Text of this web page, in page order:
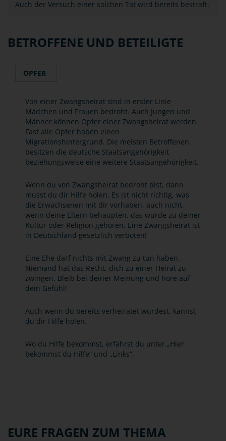
Auch der Versuch einer solchen Tat wird bereits bestraft.
BETROFFENE UND BETEILIGTE
OPFER
Von einer Zwangsheirat sind in erster Linie
Mädchen und Frauen bedroht. Auch Jungen und
Männer können Opfer einer Zwangsheirat werden.
Fast alle Opfer haben einen
Migrationshintergrund. Die meisten Betroffenen
besitzen die deutsche Staatsangehörigkeit
beziehungsweise eine weitere Staatsangehörigkeit.
Wenn du von Zwangsheirat bedroht bist, dann
musst du dir Hilfe holen. Es ist nicht richtig, was
die Erwachsenen mit dir vorhaben, auch nicht,
wenn deine Eltern behaupten, das würde zu deiner
Kultur oder Religion gehören. Eine Zwangsheirat ist
in Deutschland gesetzlich verboten!
Eine Ehe darf nichts mit Zwang zu tun haben.
Niemand hat das Recht, dich zu einer Heirat zu
zwingen. Bleib bei deiner Meinung und höre auf
dein Gefühl!
Auch wenn du bereits verheiratet wurdest, kannst
du dir Hilfe holen.
Wo du Hilfe bekommst, erfährst du unter „Hier
bekommst du Hilfe“ und „Links“.
EURE FRAGEN ZUM THEMA